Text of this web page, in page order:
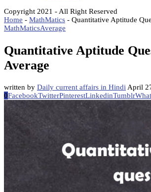
Copyright 2021 - All Right Reserved
Home - MathMatics - Quantitative Aptitude
MathMaticsAverage
Quantitative Aptitude
Average
written by Daily current affairs in Hindi April
0FacebookTwitterPinterestLinkedinTumblr